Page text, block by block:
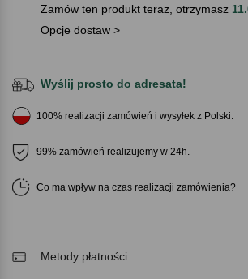
Zamów ten produkt teraz, otrzymasz
Opcje dostaw >
Wyślij prosto do adresata!
100% realizacji zamówień i wysyłek z Polski.
99% zamówień realizujemy w 24h.
Co ma wpływ na czas realizacji zamówienia
Metody płatności